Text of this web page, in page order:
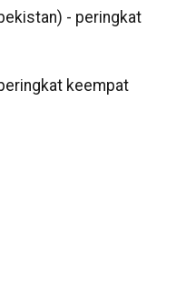
- peringkat
keempat